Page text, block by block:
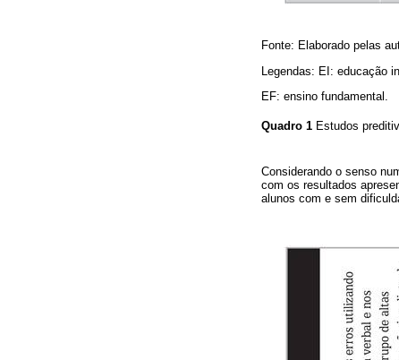
Fonte: Elaborado pelas
Legendas: EI: educação
EF: ensino fundamental.
Quadro 1 Estudos
Considerando o senso
com os resultados
alunos com e sem